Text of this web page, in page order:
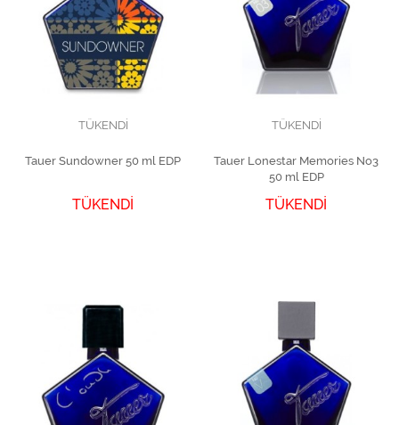
TÜKENDİ
Tauer Sundowner 50 ml EDP
TÜKENDİ
TÜKENDİ
Tauer Lonestar Memories No3
50 ml EDP
TÜKENDİ